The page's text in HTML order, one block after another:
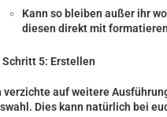
Kann so bleiben außer ihr
diesen direkt mit
Schritt 5: Erstellen
verzichte auf weitere
Dies kann natürlich bei